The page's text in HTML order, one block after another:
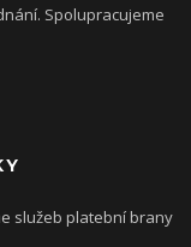
Spolupracujeme
služeb platební brany